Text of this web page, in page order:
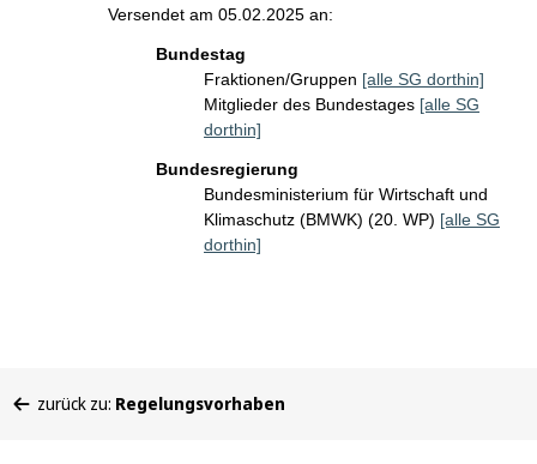
Versendet am 05.02.2025 an:
Bundestag
Fraktionen/Gruppen [alle SG dorthin]
Mitglieder des Bundestages [alle SG
dorthin]
Bundesregierung
Bundesministerium für Wirtschaft und
Klimaschutz (BMWK) (20. WP) [alle SG
dorthin]
befinden
zurück zu: Regelungsvorhaben